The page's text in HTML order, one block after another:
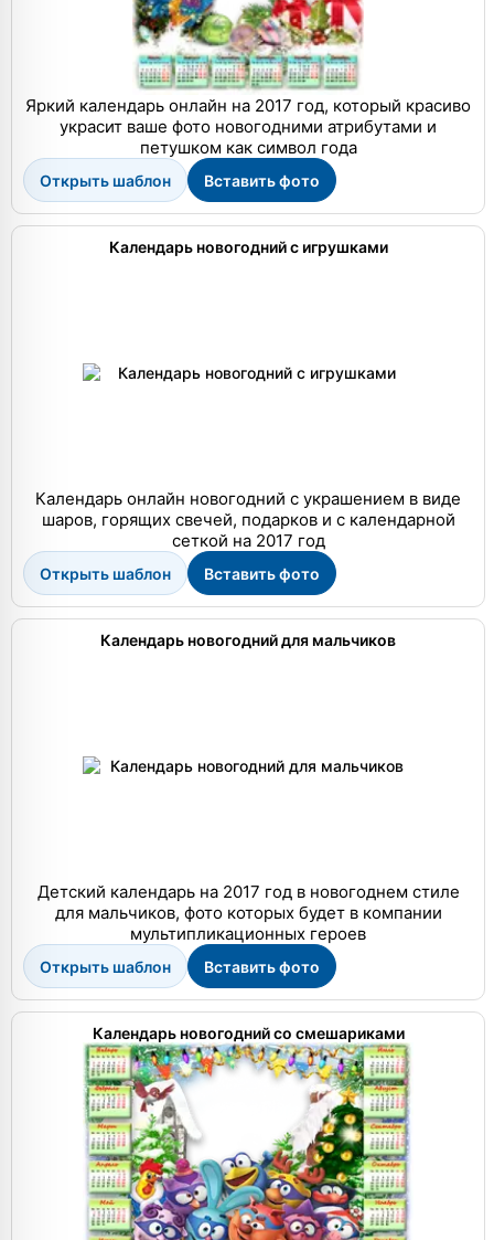
Яркий календарь онлайн на 2017 год, который красиво
украсит ваше фото новогодними атрибутами и
петушком как символ года
Открыть шаблон Вставить фото
Календарь новогодний с игрушками
Календарь онлайн новогодний с украшением в виде
шаров, горящих свечей, подарков и с календарной
сеткой на 2017 год
Открыть шаблон Вставить фото
Календарь новогодний для мальчиков
Детский календарь на 2017 год в новогоднем стиле
для мальчиков, фото которых будет в компании
мультипликационных героев
Открыть шаблон Вставить фото
Календарь новогодний со смешариками